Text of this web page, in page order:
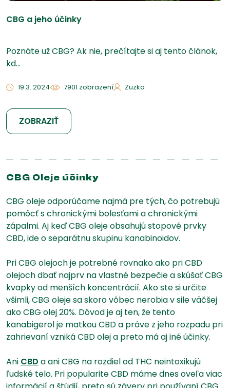
CBG a jeho účinky
Poznáte už CBG? Ak nie, prečítajte si aj tento článok,
kd...
19.3. 2024 7901 zobrazení Zuzka
ZOBRAZIŤ
CBG Oleje účinky
CBG oleje odporúčame najmä pre tých, čo potrebujú
pomôcť s chronickými bolesťami a chronickými
zápalmi. Aj keď CBG oleje obsahujú stopové prvky
CBD, ide o separátnu skupinu kanabinoidov.
Pri CBG olejoch je potrebné rovnako ako pri CBD
olejoch dbať najprv na vlastné bezpečie a skúšať CBG
kvapky od menších koncentrácií. Ako ste si určite
všimli, CBG oleje sa skoro vôbec nerobia v sile väčšej
ako CBG olej 20%. Dôvod je aj ten, že tento
kanabigerol je matkou CBD a práve z jeho rozpadu pri
zahrievaní vzniká CBD olej a preto má aj iné účinky.
Ani CBD a ani CBG na rozdiel od THC neintoxikujú
ľudské telo. Pri popularite CBD máme dnes oveľa viac